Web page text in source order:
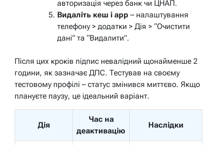
авторизація через банк чи ЦНАП.
Видаліть кеш і app – налаштування
телефону > додатки > Дія > “Очистити
дані” та “Видалити”.
Після цих кроків підпис невалідний щонайменше 2
години, як зазначає ДПС. Тестував на своєму
тестовому профілі – статус змінився миттєво. Якщо
плануєте паузу, це ідеальний варіант.
Дія
Час на
деактивацію
Наслідки